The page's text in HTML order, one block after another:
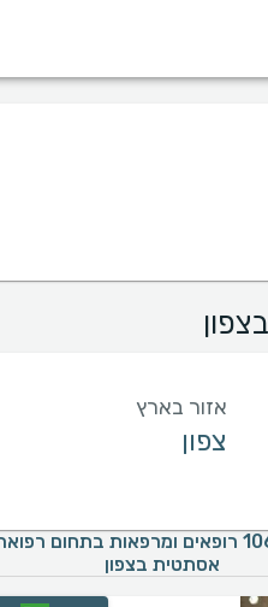
אזור בארץ
נמצאו 106 רופאים ומרפאות בתחום
אסתטית בצפון